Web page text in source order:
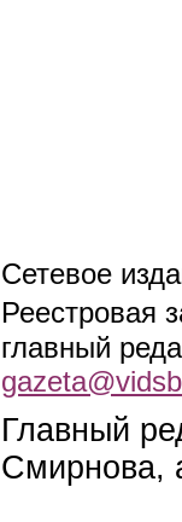
Сетевое
Реестровая
главный
Главный
Смирнова,